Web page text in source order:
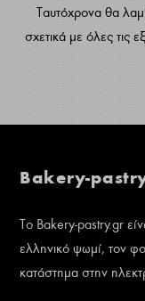
Ταυτόχρονα θα
σχετικά με όλες τις
Bakery-
Το Bakery-pastry.gr
ελληνικό ψωμί, τον
κατάστημα στην